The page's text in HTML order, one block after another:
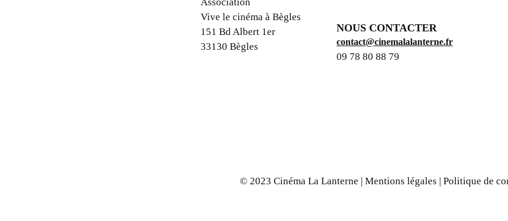
Vive le cinéma à Bègles
151 Bd Albert 1er
33130 Bègles
NOUS CONTACTER
contact@cinemalalanterne.fr
09 78 80 88 79
© 2023 Cinéma La Lanterne | Mentions légales | Politique de